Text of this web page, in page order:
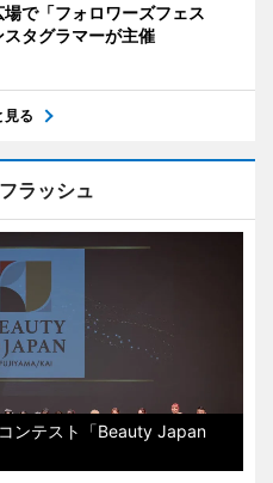
で「フォロワーズフェス
タグラマーが主催
見る
ラッシュ
ンテスト「Beauty Japan